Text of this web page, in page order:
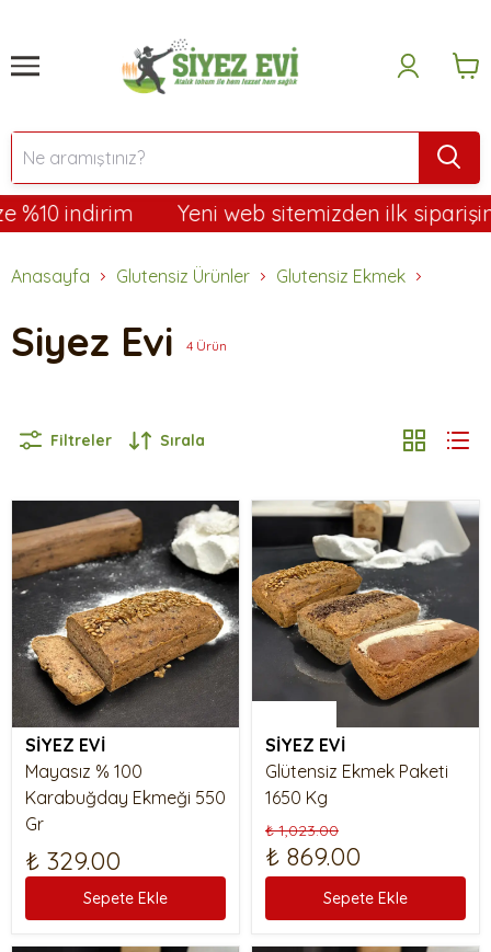
indirim Yeni web sitemizden ilk
Anasayfa Glutensiz Ürünler Glutensiz Ekmek
Siyez Evi 4 Ürün
Filtreler Sırala
SİYEZ EVİ
Mayasız % 100
Karabuğday Ekmeği 550
Gr
₺ 329.00
Sepete Ekle
SİYEZ EVİ
Glütensiz Ekmek Paketi
1650 Kg
₺ 1,023.00
₺ 869.00
Sepete Ekle